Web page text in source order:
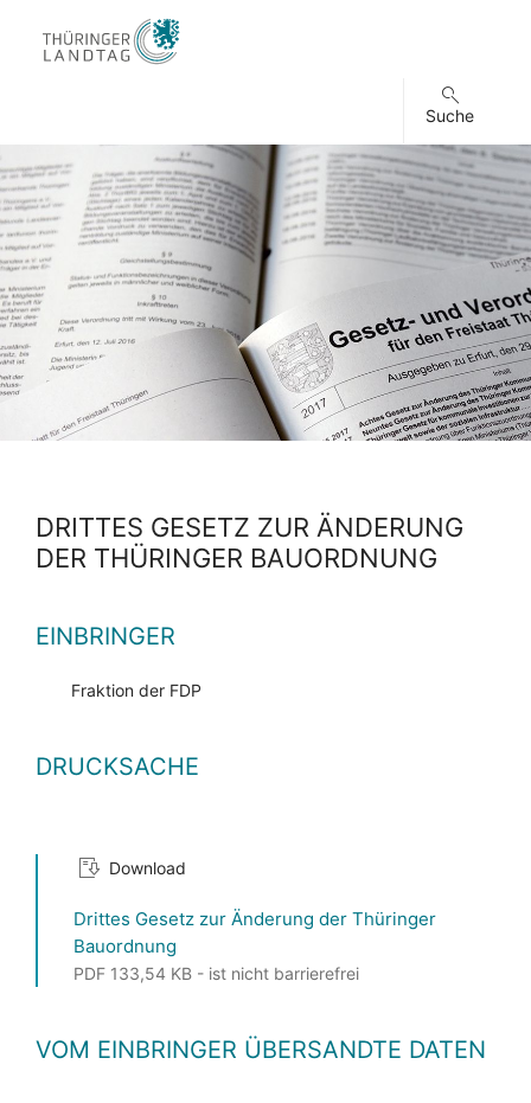
Suche
DRITTES GESETZ ZUR ÄNDERUNG
DER THÜRINGER BAUORDNUNG
EINBRINGER
Fraktion der FDP
DRUCKSACHE
Download
Drittes Gesetz zur Änderung der Thüringer
Bauordnung
PDF 133,54 KB - ist nicht barrierefrei
VOM EINBRINGER ÜBERSANDTE DATEN